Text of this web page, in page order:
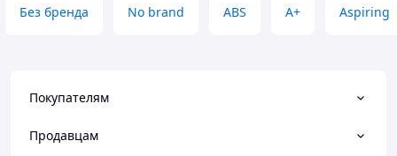
Без бренда No brand ABS A+ Aspiring
Покупателям
Продавцам